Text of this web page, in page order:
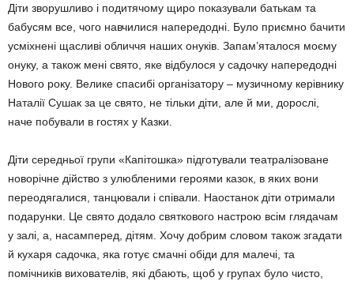
Діти зворушливо і подитячому щиро показували батькам та
бабусям все, чого навчилися напередодні. Було приємно бачити
усміхнені щасливі обличчя наших онуків. Запам’яталося моєму
онуку, а також мені свято, яке відбулося у садочку напередодні
Нового року. Велике спасибі організатору – музичному керівнику
Наталії Сушак за це свято, не тільки діти, але й ми, дорослі,
наче побували в гостях у Казки.
Діти середньої групи «Капітошка» підготували театралізоване
новорічне дійство з улюбленими героями казок, в яких вони
переодягалися, танцювали і співали. Наостанок діти отримали
подарунки. Це свято додало святкового настрою всім глядачам
у залі, а, насамперед, дітям. Хочу добрим словом також згадати
й кухаря садочка, яка готує смачні обіди для малечі, та
помічників вихователів, які дбають, щоб у групах було чисто,